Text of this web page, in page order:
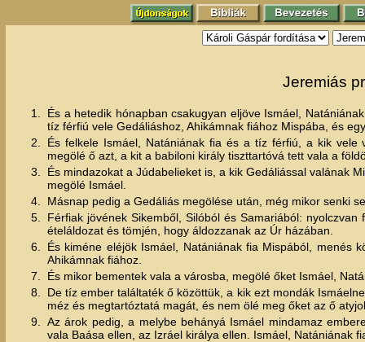
Jeremiás
1.
És a hetedik hónapban csakugyan eljöve Ismáel,
tíz férfiú vele Gedáliáshoz, Ahikámnak fiához Mispába, és
2.
És felkele Ismáel, Natániának fia és a tíz férfiú, a kik vele
megölé ő azt, a kit a babiloni király tiszttartóvá tett vala a
3.
És mindazokat a Júdabelieket is, a kik Gedáliással valának
megölé Ismáel.
4.
Másnap pedig a Gedáliás megölése után, még mikor senki
5.
Férfiak jövének Sikemből, Silóból és Samariából:
ételáldozat és tömjén, hogy áldozzanak az Úr házában.
6.
És kiméne eléjök Ismáel, Natániának fia Mispából, menés
Ahikámnak fiához.
7.
És mikor bementek vala a városba, megölé őket Ismáel,
8.
De tíz ember találtaték ő közöttük, a kik ezt mondák
méz és megtartóztatá magát, és nem ölé meg őket az ő
9.
Az árok pedig, a melybe behányá Ismáel mindamaz
vala Baása ellen, az Izráel királya ellen. Ismáel, Natániának